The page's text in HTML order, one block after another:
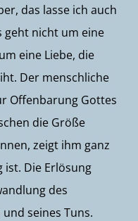
das lasse ich auch
geht nicht um eine
eine Liebe, die
Der menschliche
Offenbarung Gottes
die Größe
zeigt ihm ganz
ist. Die Erlösung
des
seines Tuns.